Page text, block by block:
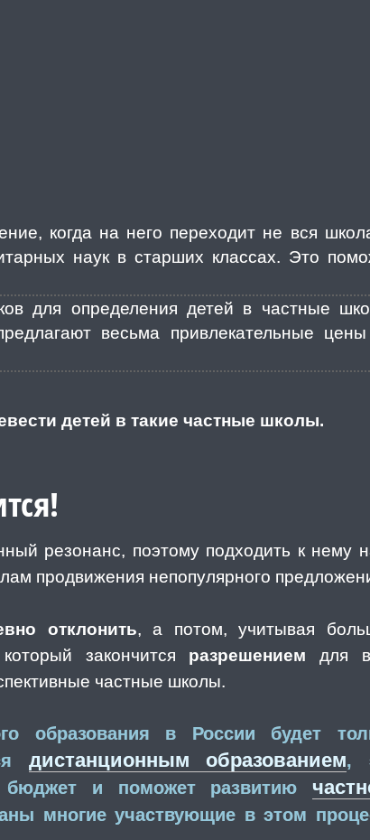
когда на него переходит не вся
наук в старших классах. Это
для определения детей в частные
весьма привлекательные
детей в такие частные школы.
резонанс, поэтому подходить к нему
продвижения непопулярного
отклонить, а потом, учитывая
закончится разрешением для
частные школы.
образования в России будет
дистанционным образованием,
бюджет и поможет развитию
многие участвующие в этом